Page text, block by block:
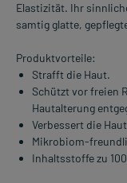
Elastizität. Ihr
samtig glatte,
Produktvorteile:
Strafft die Haut.
Schützt vor freien
Hautalterung
Verbessert die
Mikrobiom-
Inhaltsstoffe zu